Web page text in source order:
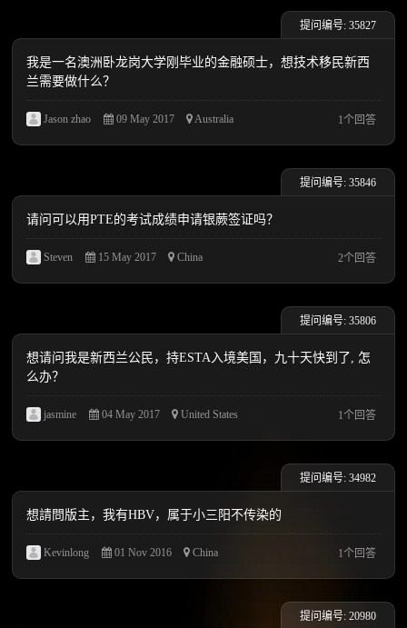
提问编号: 35827
我是一名澳洲卧龙岗大学刚毕业的金融硕士，想技术移民新西
兰需要做什么？
Jason zhao 09 May 2017 Australia 1个回答
提问编号: 35846
请问可以用PTE的考试成绩申请银蕨签证吗？
Steven 15 May 2017 China 2个回答
提问编号: 35806
想请问我是新西兰公民，持ESTA入境美国，九十天快到了, 怎
么办？
jasmine 04 May 2017 United States 1个回答
提问编号: 34982
想請問版主，我有HBV，属于小三阳不传染的
Kevinlong 01 Nov 2016 China 1个回答
提问编号: 20980